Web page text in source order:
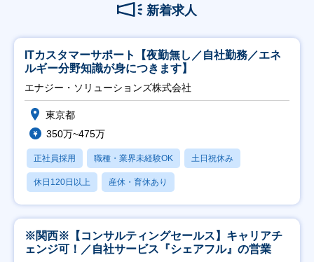
新着求人
ITカスタマーサポート【夜勤無し／自社勤務／エネ
ルギー分野知識が身につきます】
エナジー・ソリューションズ株式会社
東京都
350万~475万
正社員採用 職種・業界未経験OK 土日祝休み
休日120日以上 産休・育休あり
※関西※【コンサルティングセールス】キャリアチ
ェンジ可！／自社サービス『シェアフル』の営業